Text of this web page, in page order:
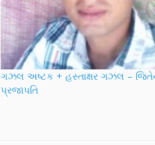
ગઝલ અષ્ટક + હસ્તાક્ષર ગઝલ –
પ્રજાપતિ